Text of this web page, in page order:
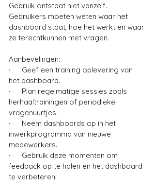
Gebruik ontstaat niet vanzelf.
Gebruikers moeten weten waar het
dashboard staat, hoe het werkt en waar
ze terechtkunnen met vragen.
Aanbevelingen:
·      Geef een training oplevering van
het dashboard.
·      Plan regelmatige sessies zoals
herhaaltrainingen of periodieke
vragenuurtjes.
·      Neem dashboards op in het
inwerkprogramma van nieuwe
medewerkers.
·      Gebruik deze momenten om
feedback op te halen en het dashboard
te verbeteren.